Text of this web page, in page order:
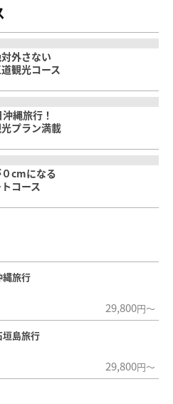
対外さない
観光コース
縄旅行！
プラン満載
cmになる
コース
縄旅行
29,800円～
島旅行
29,800円～